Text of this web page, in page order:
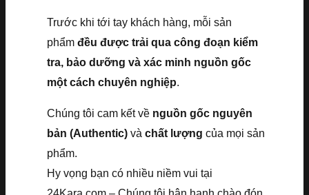
Trước khi tới tay khách hàng, mỗi sản
phẩm đều được trải qua công đoạn kiểm
tra, bảo dưỡng và xác minh nguồn gốc
một cách chuyên nghiệp.
Chúng tôi cam kết về nguồn gốc nguyên
bản (Authentic) và chất lượng của mọi sản
phẩm.
Hy vọng bạn có nhiều niềm vui tại